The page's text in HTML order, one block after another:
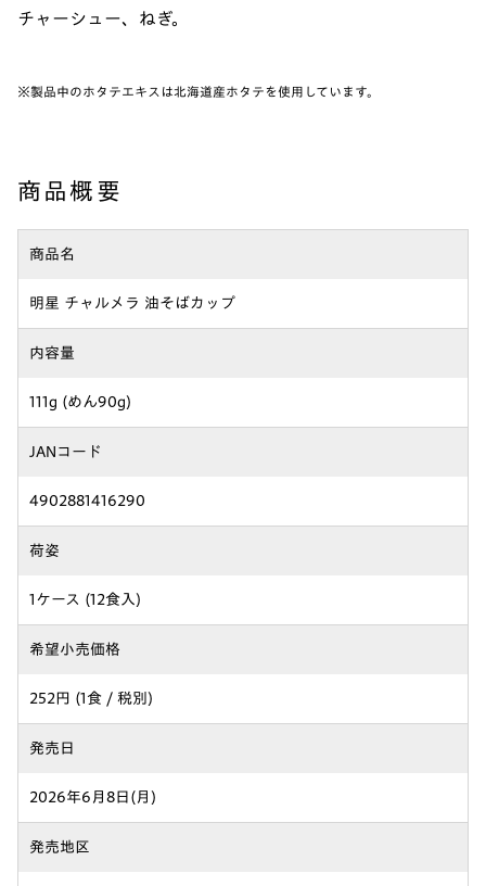
チャーシュー、ねぎ。
※製品中のホタテエキスは北海道産ホタテを使用しています。
商品概要
商品名
明星 チャルメラ 油そばカップ
内容量
111g (めん90g)
JANコード
4902881416290
荷姿
1ケース (12食入)
希望小売価格
252円 (1食 / 税別)
発売日
2026年6月8日(月)
発売地区